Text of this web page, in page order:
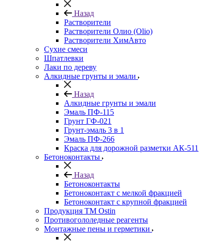
Назад
Растворители
Растворители Олио (Olio)
Растворители ХимАвто
Сухие смеси
Шпатлевки
Лаки по дереву
Алкидные грунты и эмали
Назад
Алкидные грунты и эмали
Эмаль ПФ-115
Грунт ГФ-021
Грунт-эмаль 3 в 1
Эмаль ПФ-266
Краска для дорожной разметки АК-511
Бетоноконтакты
Назад
Бетоноконтакты
Бетоноконтакт с мелкой фракцией
Бетоноконтакт с крупной фракцией
Продукция ТМ Ostin
Противогололедные реагенты
Монтажные пены и герметики